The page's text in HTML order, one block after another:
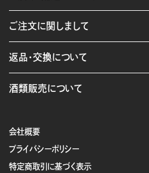
会社概要
プライバシーポリシー
特定商取引に基づく表示
ご注文に関しまして
返品・交換について
酒類販売について